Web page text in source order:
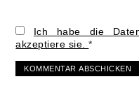
Ich habe die
akzeptiere sie.*